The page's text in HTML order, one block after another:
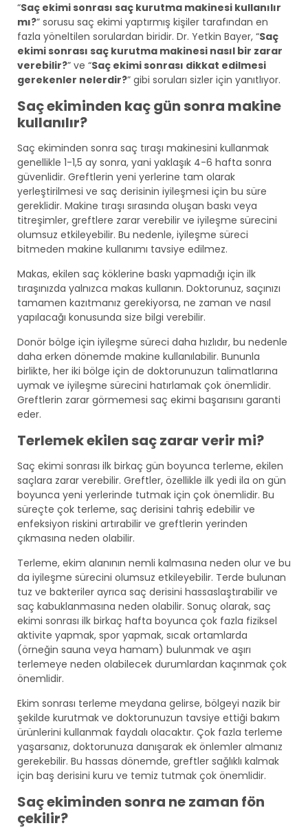
“Saç ekimi sonrası saç kurutma makinesi kullanılır
mı?” sorusu saç ekimi yaptırmış kişiler tarafından en
fazla yöneltilen sorulardan biridir. Dr. Yetkin Bayer, “Saç
ekimi sonrası saç kurutma makinesi nasıl bir zarar
verebilir?” ve “Saç ekimi sonrası dikkat edilmesi
gerekenler nelerdir?” gibi soruları sizler için yanıtlıyor.
Saç ekiminden kaç gün sonra makine
kullanılır?
Saç ekiminden sonra saç tıraşı makinesini kullanmak
genellikle 1-1,5 ay sonra, yani yaklaşık 4-6 hafta sonra
güvenlidir. Greftlerin yeni yerlerine tam olarak
yerleştirilmesi ve saç derisinin iyileşmesi için bu süre
gereklidir. Makine tıraşı sırasında oluşan baskı veya
titreşimler, greftlere zarar verebilir ve iyileşme sürecini
olumsuz etkileyebilir. Bu nedenle, iyileşme süreci
bitmeden makine kullanımı tavsiye edilmez.
Makas, ekilen saç köklerine baskı yapmadığı için ilk
tıraşınızda yalnızca makas kullanın. Doktorunuz, saçınızı
tamamen kazıtmanız gerekiyorsa, ne zaman ve nasıl
yapılacağı konusunda size bilgi verebilir.
Donör bölge için iyileşme süreci daha hızlıdır, bu nedenle
daha erken dönemde makine kullanılabilir. Bununla
birlikte, her iki bölge için de doktorunuzun talimatlarına
uymak ve iyileşme sürecini hatırlamak çok önemlidir.
Greftlerin zarar görmemesi saç ekimi başarısını garanti
eder.
Terlemek ekilen saç zarar verir mi?
Saç ekimi sonrası ilk birkaç gün boyunca terleme, ekilen
saçlara zarar verebilir. Greftler, özellikle ilk yedi ila on gün
boyunca yeni yerlerinde tutmak için çok önemlidir. Bu
süreçte çok terleme, saç derisini tahriş edebilir ve
enfeksiyon riskini artırabilir ve greftlerin yerinden
çıkmasına neden olabilir.
Terleme, ekim alanının nemli kalmasına neden olur ve bu
da iyileşme sürecini olumsuz etkileyebilir. Terde bulunan
tuz ve bakteriler ayrıca saç derisini hassaslaştırabilir ve
saç kabuklanmasına neden olabilir. Sonuç olarak, saç
ekimi sonrası ilk birkaç hafta boyunca çok fazla fiziksel
aktivite yapmak, spor yapmak, sıcak ortamlarda
(örneğin sauna veya hamam) bulunmak ve aşırı
terlemeye neden olabilecek durumlardan kaçınmak çok
önemlidir.
Ekim sonrası terleme meydana gelirse, bölgeyi nazik bir
şekilde kurutmak ve doktorunuzun tavsiye ettiği bakım
ürünlerini kullanmak faydalı olacaktır. Çok fazla terleme
yaşarsanız, doktorunuza danışarak ek önlemler almanız
gerekebilir. Bu hassas dönemde, greftler sağlıklı kalmak
için baş derisini kuru ve temiz tutmak çok önemlidir.
Saç ekiminden sonra ne zaman fön
çekilir?